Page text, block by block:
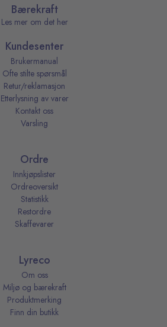
Bærekraft
Les mer om det her
Kundesenter
Brukermanual
Ofte stilte spørsmål
Retur/reklamasjon
Etterlysning av varer
Kontakt oss
Varsling
Ordre
Innkjøpslister
Ordreoversikt
Statistikk
Restordre
Skaffevarer
Lyreco
Om oss
Miljø og bærekraft
Produktmerking
Finn din butikk